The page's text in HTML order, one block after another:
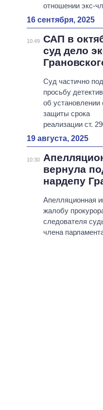
отношении экс-
16 сентября, 2025
10:49 САП в
суд дело
Суд частично
просьбу
об установлении
защиты срока
реализации ст.
19 августа, 2025
10:30
вернула
нардепу
Апелляционная
жалобу
следователя
члена